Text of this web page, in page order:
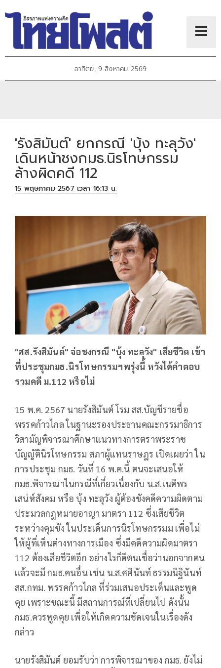
อาทิตย์, 9 สิงหาคม 2569
'รังสิมันต์' ยกกรณี 'บุ้ง ทะลุวัง'
เดินหน้าชงกมธ.นิรโทษกรรม
ล้างผิดคดี 112
15 พฤษภาคม 2567 เวลา 16:13 น.
"สส.รังสิมันต์" จ่อชงกรณี "บุ้ง ทะลุวัง" เสียชีวิต เข้า
ที่ประชุมกมธ.นิรโทษกรรมฯพรุ่งนี้ หวังได้คำตอบ
รวมคดี ม.112 หรือไม่
15 พ.ค. 2567 นายรังสิมันต์ โรม สส.บัญชีรายชื่อ
พรรคก้าวไกล ในฐานะรองประธานคณะกรรมาธิการ
วิสามัญพิจารณาศึกษาแนวทางการตราพระราช
บัญญัตินิรโทษกรรม สภาผู้แทนราษฎร เปิดเผยว่า ใน
การประชุม กมธ. วันที่ 16 พ.ค.นี้ ตนจะเสนอให้
กมธ.พิจารณาในกรณีที่เกี่ยวเนื่องกับ น.ส.เนติพร
เสน่ห์สังคม หรือ บุ้ง ทะลุวัง ผู้ต้องขังคดีความผิดตาม
ประมวลกฎหมายอาญา มาตรา 112 ซึ่งเสียชีวิต
ระหว่างคุมขัง ในประเด็นการนิรโทษกรรมม เพื่อไม่
ให้ผู้ที่เห็นต่างทางการเมือง ซึ่งมีคดีความผิดมาตรา
112 ต้องเสียชีวิตอีก อย่างไรก็ดีตนเชื่อว่านอกจากตน
แล้วจะมี กมธ.คนอื่น เช่น น.ส.ศศินันท์ ธรรมนิฐินันท์
สส.กทม. พรรคก้าวไกล ที่ร่วมเสนอประเด็นและพูด
คุย เพราะขณะนี้ มีสถานการณ์ที่เปลี่ยนไป ดังนั้น
กมธ.ควรพูดคุย เพื่อให้เกิดความชัดเจนในเรื่องดัง
กล่าว
นายรังสิมันต์ ยอมรับว่า การพิจารณาของ กมธ. ยังไม่